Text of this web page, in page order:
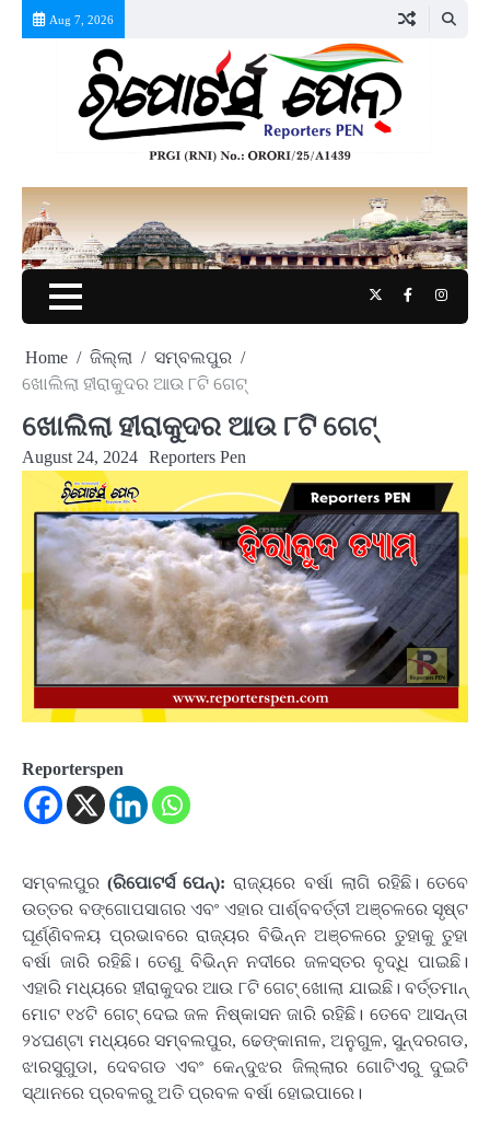
Aug 7, 2026
TwitterFacebook
Home ଜିଲ୍ଲା
ସମ୍ବଲପୁର
ଖୋଲିଲା ହୀରାକୁଦର ଆଉ ୮ଟି ଗେଟ୍
ଖୋଲିଲା ହୀରାକୁଦର ଆଉ ୮ଟି ଗେଟ୍
August 24, 2024 Reporters Pen
Reporterspen
ସମ୍ବଲପୁର(ରିପୋଟର୍ସ ପେନ୍‌): ରାଜ୍ୟରେ ବର୍ଷା ଲାଗି ରହିଛି। ତେବେ
ଉତ୍ତର ବଙ୍ଗୋପସାଗର ଏବଂ ଏହାର ପାର୍ଶ୍ବବର୍ତ୍ତୀ ଅଞ୍ଚଳରେ ସୃଷ୍ଟ
ଘୂର୍ଣ୍ଣିବଳୟ ପ୍ରଭାବରେ ରାଜ୍ୟର ବିଭିନ୍ନ ଅଞ୍ଚଳରେ ତୁହାକୁ ତୁହା
ବର୍ଷା ଜାରି ରହିଛି। ତେଣୁ ବିଭିନ୍ନ ନଦୀରେ ଜଳସ୍ତର ବୃଦ୍ଧି ପାଇଛି।
ଏହାରି ମଧ୍ୟରେ ହୀରାକୁଦର ଆଉ ୮ଟି ଗେଟ୍ ଖୋଲା ଯାଇଛି। ବର୍ତ୍ତମାନ୍
ମୋଟ ୧୪ଟି ଗେଟ୍ ଦେଇ ଜଳ ନିଷ୍କାସନ ଜାରି ରହିଛି। ତେବେ ଆସନ୍ତା
୨୪ଘଣ୍ଟା ମଧ୍ୟରେ ସମ୍ବଲପୁର, ଢେଙ୍କାନାଳ, ଅନୁଗୁଳ, ସୁନ୍ଦରଗଡ,
ଝାରସୁଗୁଡା, ଦେବଗଡ ଏବଂ କେନ୍ଦୁଝର ଜିଲ୍ଲାର ଗୋଟିଏରୁ ଦୁଇଟି
ସ୍ଥାନରେ ପ୍ରବଳରୁ ଅତି ପ୍ରବଳ ବର୍ଷା ହୋଇପାରେ।